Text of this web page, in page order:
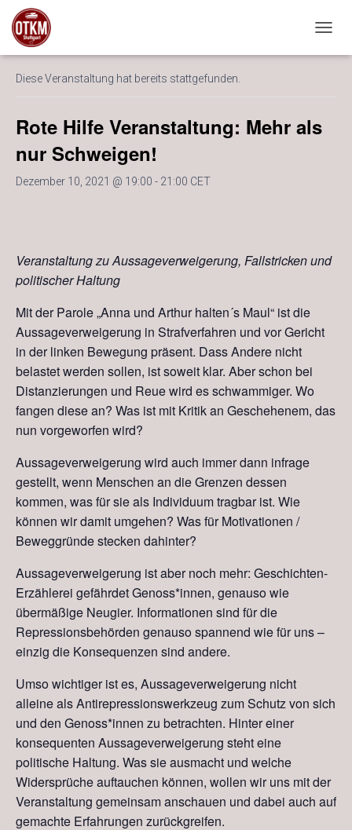
« Alle Veranstaltungen
Diese Veranstaltung hat bereits stattgefunden.
Rote Hilfe Veranstaltung: Mehr als
nur Schweigen!
Dezember 10, 2021 @ 19:00 - 21:00 CET
Veranstaltung zu Aussageverweigerung, Fallstricken und
politischer Haltung
Mit der Parole „Anna und Arthur halten´s Maul“ ist die
Aussageverweigerung in Strafverfahren und vor Gericht
in der linken Bewegung präsent. Dass Andere nicht
belastet werden sollen, ist soweit klar. Aber schon bei
Distanzierungen und Reue wird es schwammiger. Wo
fangen diese an? Was ist mit Kritik an Geschehenem, das
nun vorgeworfen wird?
Aussageverweigerung wird auch immer dann infrage
gestellt, wenn Menschen an die Grenzen dessen
kommen, was für sie als Individuum tragbar ist. Wie
können wir damit umgehen? Was für Motivationen /
Beweggründe stecken dahinter?
Aussageverweigerung ist aber noch mehr: Geschichten-
Erzählerei gefährdet Genoss*innen, genauso wie
übermäßige Neugier. Informationen sind für die
Repressionsbehörden genauso spannend wie für uns –
einzig die Konsequenzen sind andere.
Umso wichtiger ist es, Aussageverweigerung nicht
alleine als Antirepressionswerkzeug zum Schutz von sich
und den Genoss*innen zu betrachten. Hinter einer
konsequenten Aussageverweigerung steht eine
politische Haltung. Was sie ausmacht und welche
Widersprüche auftauchen können, wollen wir uns mit der
Veranstaltung gemeinsam anschauen und dabei auch auf
gemachte Erfahrungen zurückgreifen.